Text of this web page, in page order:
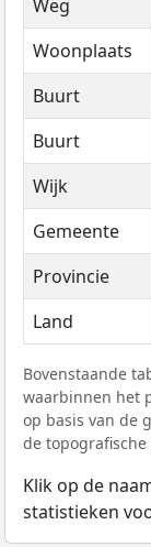
Weg
Woonplaats
Buurt
Buurt
Wijk
Gemeente
Provincie
Land
Bovenstaande
waarbinnen het
op basis van de
de topografische
Klik op de
statistieken